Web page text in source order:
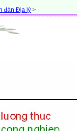
đàn Địa lý >